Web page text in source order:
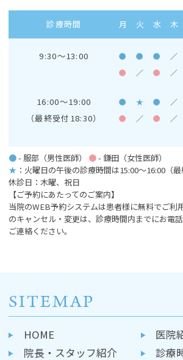
診療時間 月 火 水 木
9:30～13:00 ● ● ● ／
●
／ ● ／
16:00～19:00 ● ★ ● ／
（最終受付18:30） ● ／ ● ／
●- 服部（男性医師） ●- 鎌田（女性医師）
★ ：火曜日の午後の診療時間は15:00～16:00 （
休診日：木曜、祝日
【ご予約にあたってのご案内】
当院のWEB予約システムは患者様に無料でご利
のキャンセル・変更は、診療時間内までにお電
ご連絡ください。
SITEMAP
HOME
医院
院長・スタッフ紹介
診療